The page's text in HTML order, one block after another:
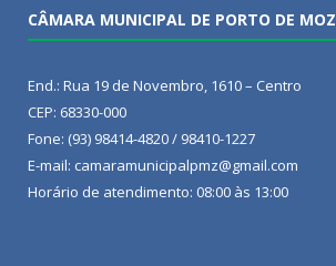
CÂMARA MUNICIPAL DE PORTO DE MOZ
End.: Rua 19 de Novembro, 1610 – Centro
CEP: 68330-000
Fone: (93) 98414-4820 / 98410-1227
E-mail: camaramunicipalpmz@gmail.com
Horário de atendimento: 08:00 às 13:00